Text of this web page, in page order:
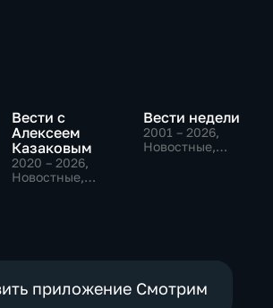
Вести с
Алексеем
Казаковым
2020 – 2026,
Новостные,
Вести недели
2001 – 2026,
Новостные,
приложение Смотрим